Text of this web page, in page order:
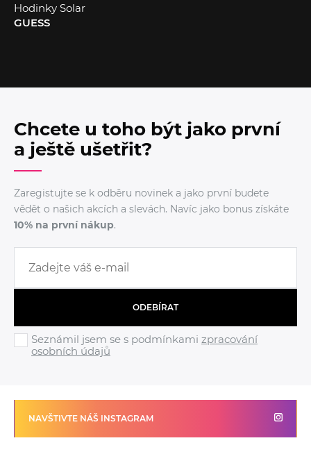
Hodinky Solar
GUESS
Chcete u toho být jako první
a ještě ušetřit?
Zaregistujte se k odběru novinek a jako první budete
vědět o našich akcích a slevách. Navíc jako bonus získáte
10% na první nákup.
ODEBÍRAT
Seznámil jsem se s podmínkami zpracování
osobních údajů
NAVŠTIVTE NÁŠ INSTAGRAM